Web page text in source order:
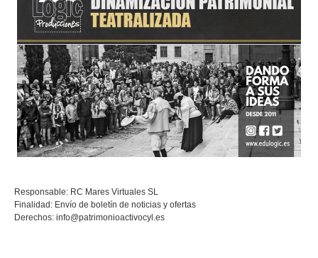
Responsable: RC Mares Virtuales SL
Finalidad: Envío de boletín de noticias y ofertas
Derechos: info@patrimonioactivocyl.es